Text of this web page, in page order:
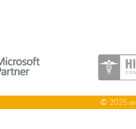
© 2025